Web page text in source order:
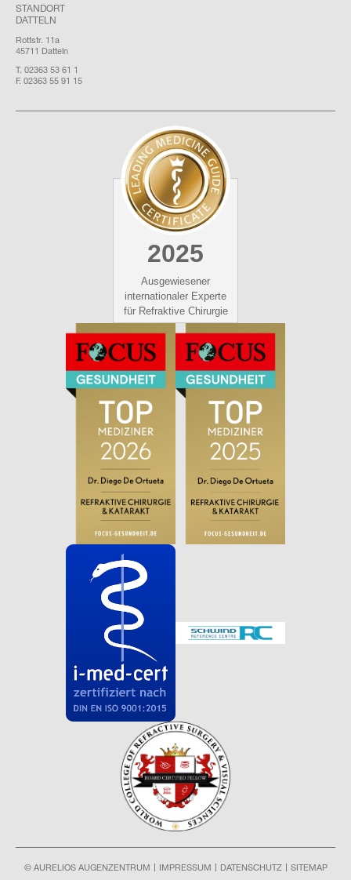
STANDORT
DATTELN
Rottstr. 11a
45711 Datteln
T. 02363 53 61 1
F. 02363 55 91 15
2025
Ausgewiesener
internationaler Experte
für Refraktive Chirurgie
© AURELIOS AUGENZENTRUM IMPRESSUM DATENSCHUTZ SITEMAP